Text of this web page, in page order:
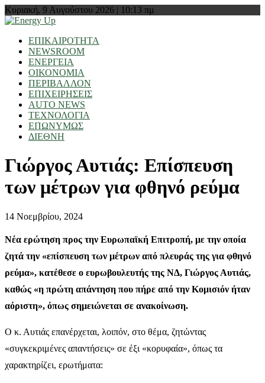
Κυριακή, 9 Αυγούστου 2026 | 10:13 πμ
ΕΠΙΚΑΙΡΟΤΗΤΑ
NEWSROOM
ΕΝΕΡΓΕΙΑ
ΟΙΚΟΝΟΜΙΑ
ΠΕΡΙΒΑΛΛΟΝ
ΕΠΙΧΕΙΡΗΣΕΙΣ
AUTO NEWS
ΤΕΧΝΟΛΟΓΙΑ
ΕΠΩΝΥΜΩΣ
ΔΙΕΘΝΗ
Γιώργος Αυτιάς: Επίσπευση
των μέτρων για φθηνό ρεύμα
14 Νοεμβρίου, 2024
Νέα ερώτηση προς την Ευρωπαϊκή Επιτροπή, με την οποία
ζητά την «επίσπευση των μέτρων από πλευράς της για φθηνό
ρεύμα», κατέθεσε ο ευρωβουλευτής της ΝΔ, Γιώργος Αυτιάς,
καθώς «η πρώτη απάντηση που πήρε από την Κομισιόν ήταν
αόριστη», όπως σημειώνεται σε ανακοίνωση.
Ο κ. Αυτιάς επανέρχεται, λοιπόν, στο θέμα, ζητώντας
«συγκεκριμένες απαντήσεις» σε έξι «κορυφαία», όπως τα
χαρακτηρίζει, ερωτήματα: